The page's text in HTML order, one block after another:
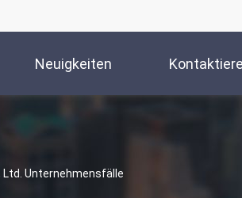
Neuigkeiten
Ltd. Unternehmensfälle